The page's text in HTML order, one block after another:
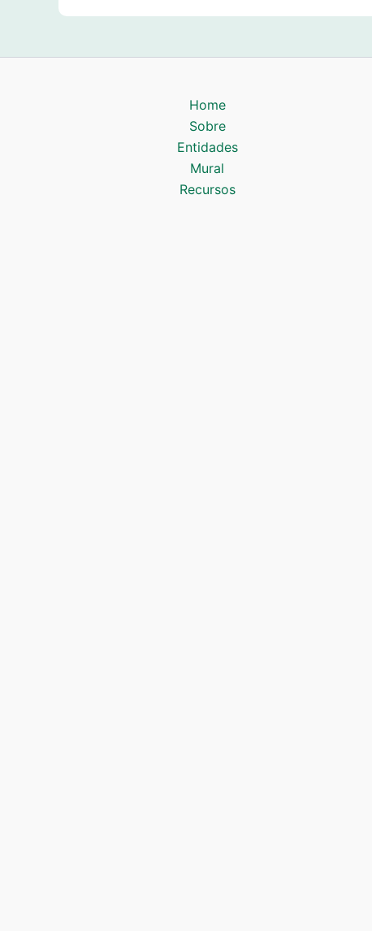
Home
Sobre
Entidades
Mural
Recursos